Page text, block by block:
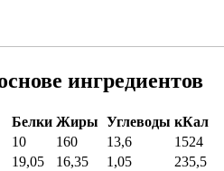
ингредиентов
Белки Жиры Углеводы кКал
10 160 13,6
1524
19,05 16,35 1,05
235,5